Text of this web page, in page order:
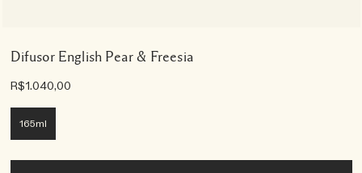
Difusor English Pear & Freesia
R$1.040,00
165ml